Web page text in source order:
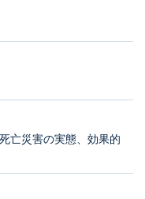
亡災害の実態、効果的